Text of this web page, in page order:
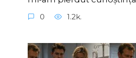
0 1.2k.